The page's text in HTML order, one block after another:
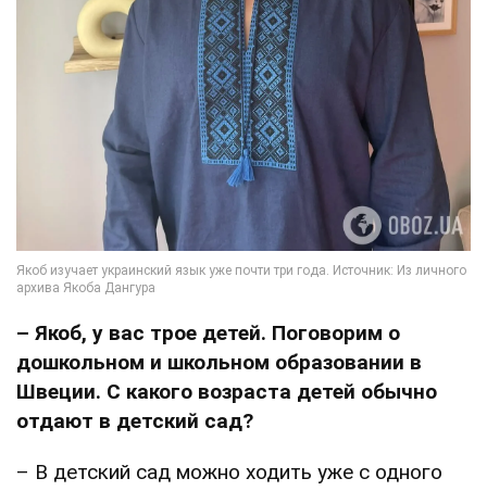
– Якоб, у вас трое детей. Поговорим о
дошкольном и школьном образовании в
Швеции. С какого возраста детей обычно
отдают в детский сад?
– В детский сад можно ходить уже с одного